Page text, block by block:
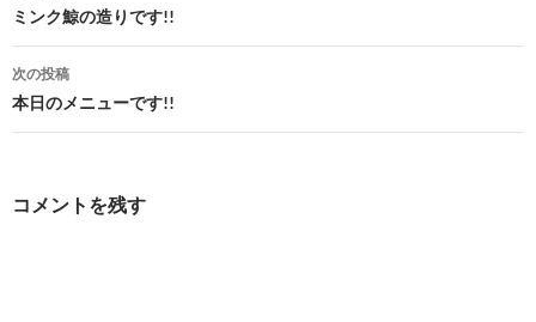
稿
ナ
ビ
ミンク鯨の造りです!!
次の投稿
本日のメニューです!!
コメントを残す